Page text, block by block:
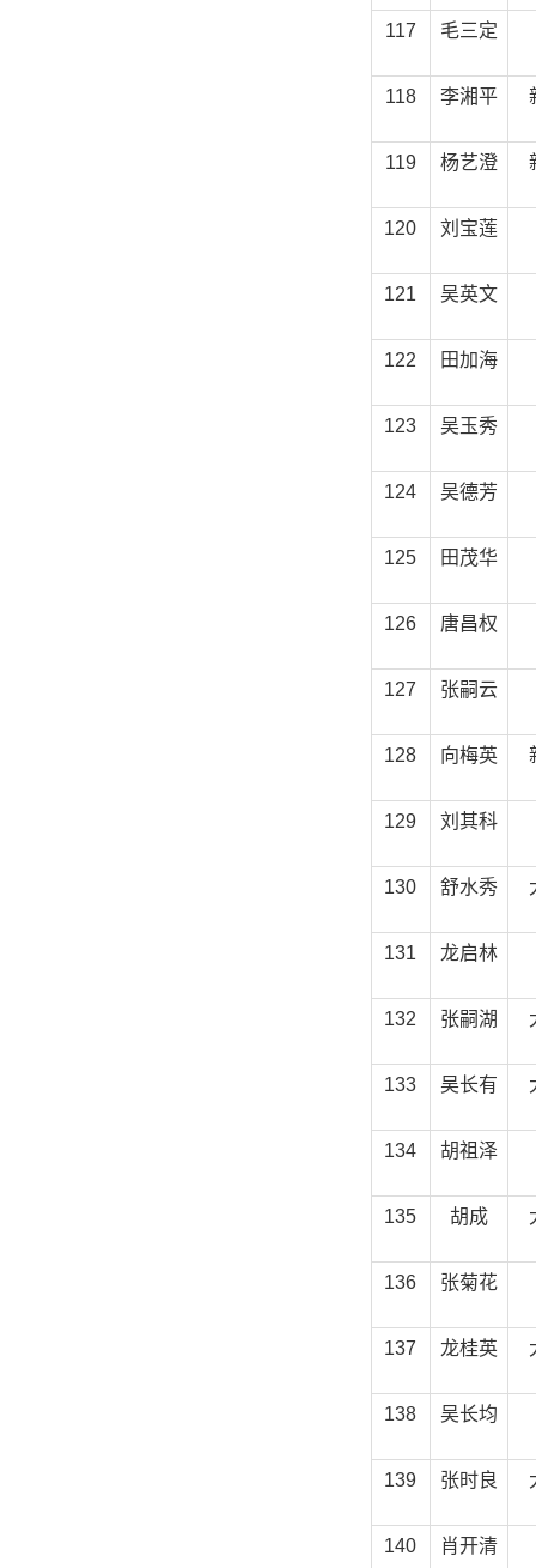
117 毛三定
118 李湘平
119 杨艺澄
120 刘宝莲
121 吴英文
122 田加海
123 吴玉秀
124 吴德芳
125 田茂华
126 唐昌权
127 张嗣云
128 向梅英
129 刘其科
130 舒水秀
131 龙启林
132 张嗣湖
133 吴长有
134 胡祖泽
135 胡成
136 张菊花
137 龙桂英
138 吴长均
139 张时良
140 肖开清